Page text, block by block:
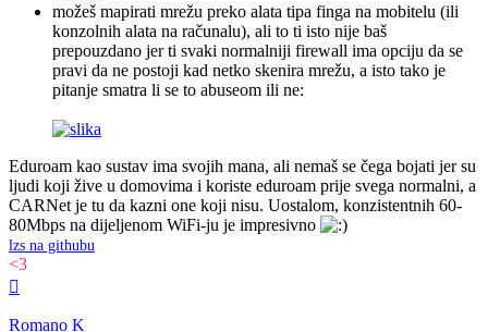
možeš mapirati mrežu preko alata tipa finga na mobitelu (ili
konzolnih alata na računalu), ali to ti isto nije baš
prepouzdano jer ti svaki normalniji firewall ima opciju da se
pravi da ne postoji kad netko skenira mrežu, a isto tako je
pitanje smatra li se to abuseom ili ne:
Eduroam kao sustav ima svojih mana, ali nemaš se čega bojati jer su
ljudi koji žive u domovima i koriste eduroam prije svega normalni, a
CARNet je tu da kazni one koji nisu. Uostalom, konzistentnih 60-
80Mbps na dijeljenom WiFi-ju je impresivno
lzs na githubu
<3
Romano K